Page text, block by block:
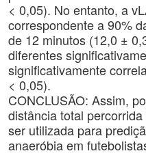
< 0,05). No entanto, a
correspondente a 90%
de 12 minutos (12,0 ±
diferentes
significativamente
< 0,05).
CONCLUSÃO: Assim,
distância total
ser utilizada para
anaeróbia em